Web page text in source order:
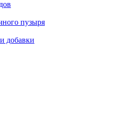
пузыря
добавки